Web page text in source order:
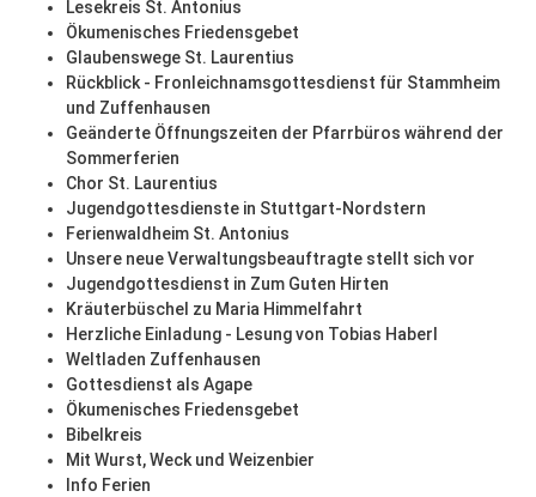
Lesekreis St. Antonius
Ökumenisches Friedensgebet
Glaubenswege St. Laurentius
Rückblick - Fronleichnamsgottesdienst für Stammheim
und Zuffenhausen
Geänderte Öffnungszeiten der Pfarrbüros während der
Sommerferien
Chor St. Laurentius
Jugendgottesdienste in Stuttgart-Nordstern
Ferienwaldheim St. Antonius
Unsere neue Verwaltungsbeauftragte stellt sich vor
Jugendgottesdienst in Zum Guten Hirten
Kräuterbüschel zu Maria Himmelfahrt
Herzliche Einladung - Lesung von Tobias Haberl
Weltladen Zuffenhausen
Gottesdienst als Agape
Ökumenisches Friedensgebet
Bibelkreis
Mit Wurst, Weck und Weizenbier
Info Ferien